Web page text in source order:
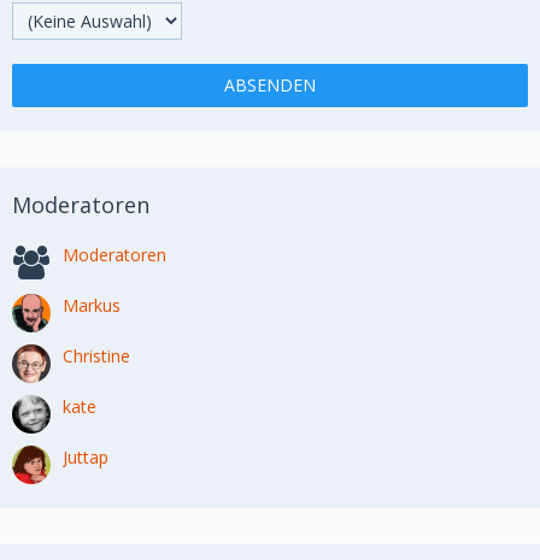
Moderatoren
Moderatoren
Markus
Christine
kate
Juttap